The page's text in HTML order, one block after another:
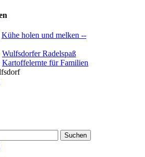
Kühe holen und melken --
Wulfsdorfer Radelspaß
Kartoffelernte für Familien
Suchen